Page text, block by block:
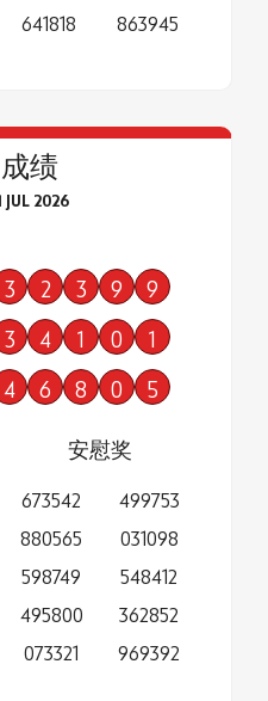
641818
863945
绩
JUL 2026
3 2 3 9 9
3 4 1 0 1
4 6 8 0 5
安慰奖
673542
880565
598749
495800
073321
499753
031098
548412
362852
969392